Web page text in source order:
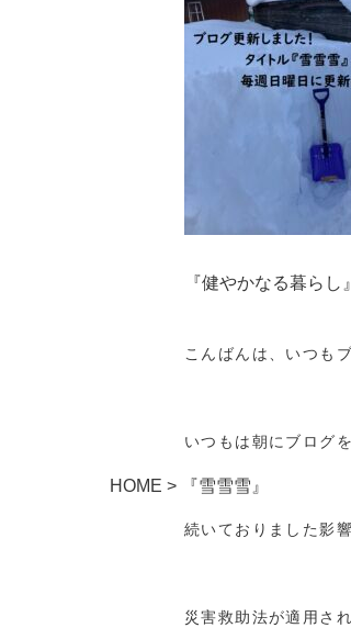
HOME > 『雪雪雪』
『健やかなる暮らし』
こんばんは、いつも
いつもは朝にブログ
続いておりました影
災害救助法が適用さ